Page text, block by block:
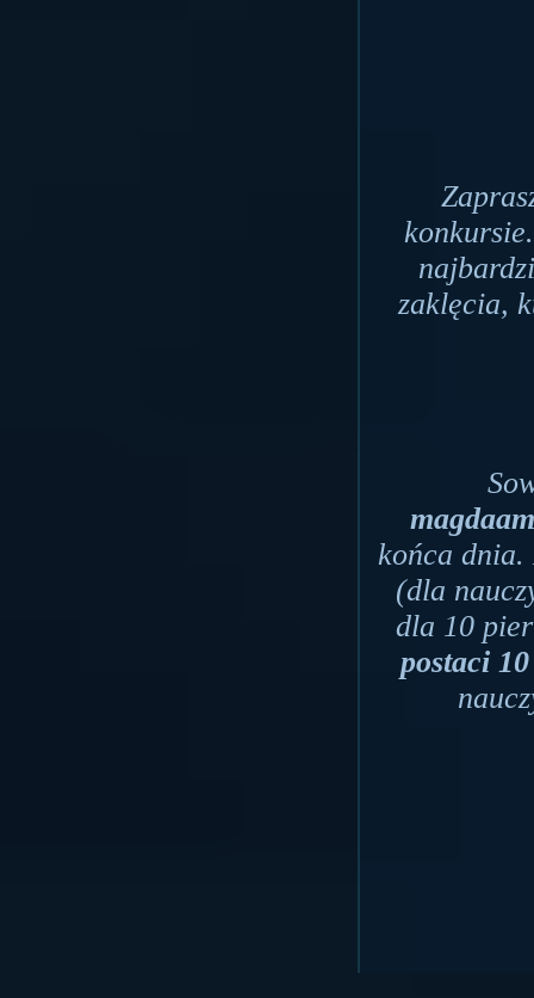
zaklęcia,
końca
(dla
dla 10
postaci